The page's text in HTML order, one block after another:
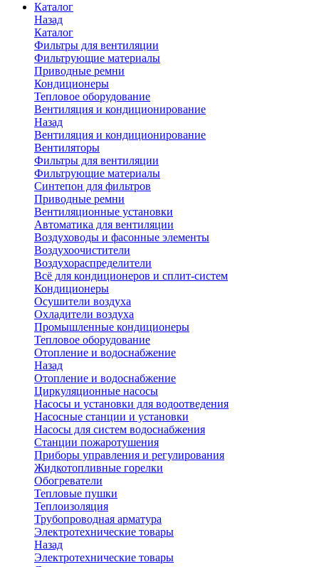
Каталог
Назад
Каталог
Фильтры для вентиляции
Фильтрующие материалы
Приводные ремни
Кондиционеры
Тепловое оборудование
Вентиляция и кондиционирование
Назад
Вентиляция и кондиционирование
Вентиляторы
Фильтры для вентиляции
Фильтрующие материалы
Синтепон для фильтров
Приводные ремни
Вентиляционные установки
Автоматика для вентиляции
Воздуховоды и фасонные элементы
Воздухоочистители
Воздухораспределители
Всё для кондиционеров и сплит-систем
Кондиционеры
Осушители воздуха
Охладители воздуха
Промышленные кондиционеры
Тепловое оборудование
Отопление и водоснабжение
Назад
Отопление и водоснабжение
Циркуляционные насосы
Насосы и установки для водоотведения
Насосные станции и установки
Насосы для систем водоснабжения
Станции пожаротушения
Приборы управления и регулирования
Жидкотопливные горелки
Обогреватели
Тепловые пушки
Теплоизоляция
Трубопроводная арматура
Электротехнические товары
Назад
Электротехнические товары